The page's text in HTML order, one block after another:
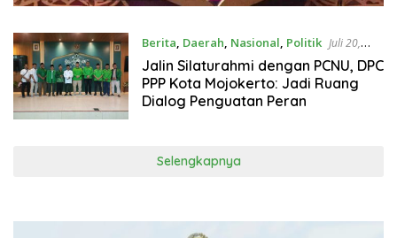
Berita, Daerah, Nasional, Politik Juli 20,
2026
Jalin Silaturahmi dengan PCNU, DPC
PPP Kota Mojokerto: Jadi Ruang
Dialog Penguatan Peran
Selengkapnya